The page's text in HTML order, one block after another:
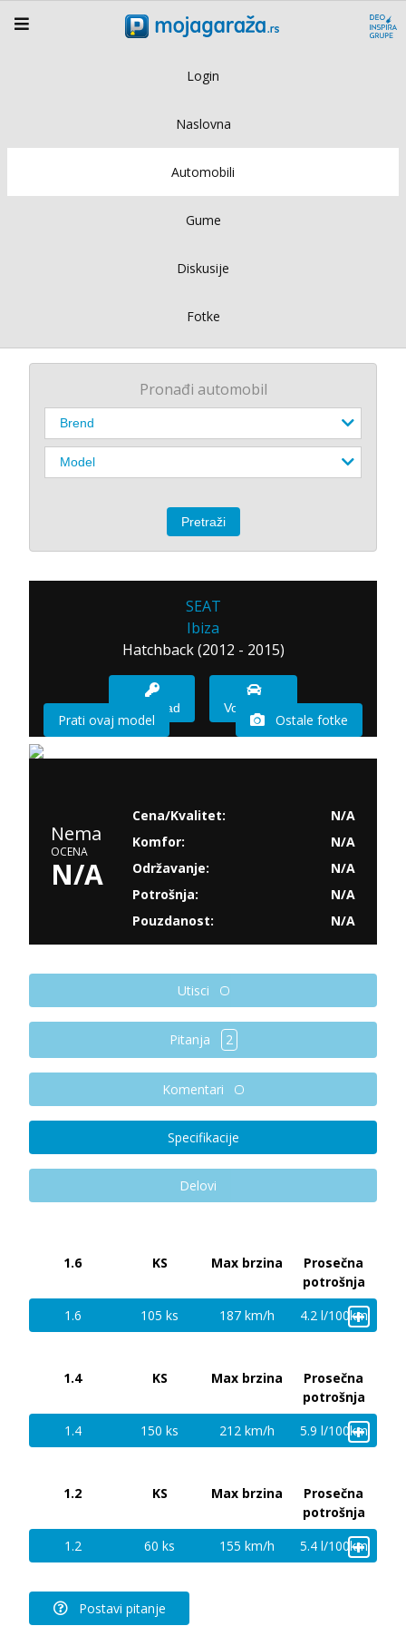
Login
Naslovna
Automobili
Gume
Diskusije
Fotke
Pronađi automobil
SEAT
Ibiza
Hatchback (2012 - 2015)
Imam sad Vozio sam
Prati ovaj model Ostale fotke
Nema
OCENA
N/A
Cena/Kvalitet:
N/A
Komfor:
N/A
Održavanje:
N/A
Potrošnja:
N/A
Pouzdanost:
N/A
Utisci
Pitanja 2
Komentari
Specifikacije
Delovi
1.6 KS Max brzina
Prosečna
potrošnja
1.6
105 ks 187 km/h 4.2 l/100km
+
1.4 KS Max brzina
Prosečna
potrošnja
1.4
150 ks 212 km/h 5.9 l/100km
+
1.2 KS Max brzina
Prosečna
potrošnja
1.2
60 ks 155 km/h 5.4 l/100km
+
Postavi pitanje